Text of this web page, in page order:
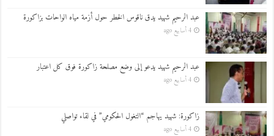
عبد الرحيم شهيد يدق ناقوس الخطر حول أزمة مياه الواحات بزاكورة
4 أسابيع ago
عبد الرحيم شهيد يدعو إلى وضع مصلحة زاكورة فوق كل اعتبار
4 أسابيع ago
زاكورة: شهيد يهاجم “التغول الحكومي” في لقاء تواصلي
4 أسابيع ago